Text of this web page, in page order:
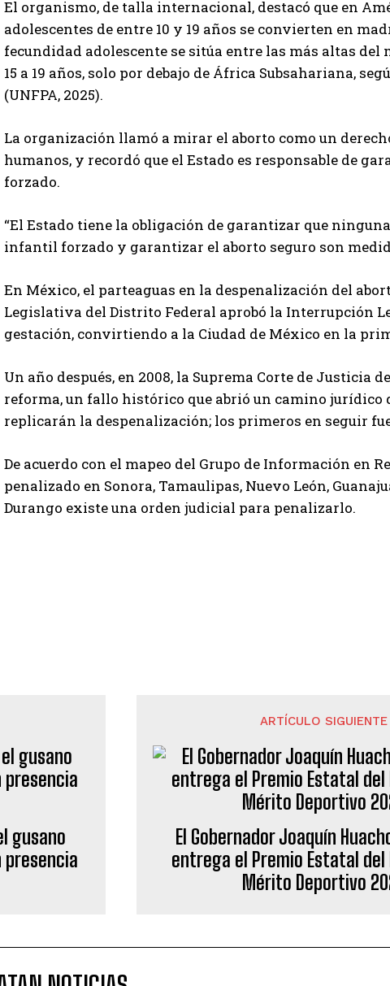
El organismo, de talla internacional, destacó que en
adolescentes de entre 10 y 19 años se convierten en
fecundidad adolescente se sitúa entre las más altas
15 a 19 años, solo por debajo de África Subsahariana,
(UNFPA, 2025).
La organización llamó a mirar el aborto como un
humanos, y recordó que el Estado es responsable de
forzado.
“El Estado tiene la obligación de garantizar que
infantil forzado y garantizar el aborto seguro son
En México, el parteaguas en la despenalización del
Legislativa del Distrito Federal aprobó la Interrupción
gestación, convirtiendo a la Ciudad de México en la
Un año después, en 2008, la Suprema Corte de
reforma, un fallo histórico que abrió un camino jurídico
replicarán la despenalización; los primeros en seguir
De acuerdo con el mapeo del Grupo de Información en
penalizado en Sonora, Tamaulipas, Nuevo León,
Durango existe una orden judicial para penalizarlo.
gusano
presencia
ARTÍCULO SIGUIENTE
El Gobernador Joaquín
entrega el Premio Estatal del
Mérito Deportivo